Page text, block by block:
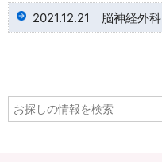
2021.12.21 脳神経外科